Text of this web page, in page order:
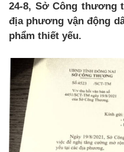
24-8, Sở Công thương
địa phương vận động
phẩm thiết yếu.